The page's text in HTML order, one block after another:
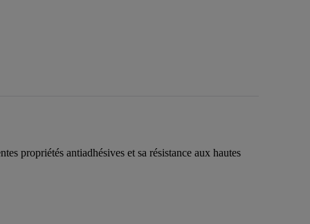
propriétés antiadhésives et sa résistance aux hautes